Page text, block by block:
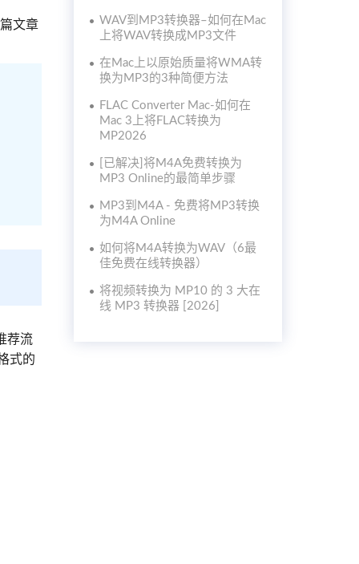
文章
荐流
式的
WAV到MP3转换器–如何在Mac
上将WAV转换成MP3文件
在Mac上以原始质量将WMA转
换为MP3的3种简便方法
FLAC Converter Mac-如何在
Mac 3上将FLAC转换为
MP2026
[已解决]将M4A免费转换为
MP3 Online的最简单步骤
MP3到M4A - 免费将MP3转换
为M4A Online
如何将M4A转换为WAV（6最
佳免费在线转换器）
将视频转换为 MP10 的 3 大在
线 MP3 转换器 [2026]